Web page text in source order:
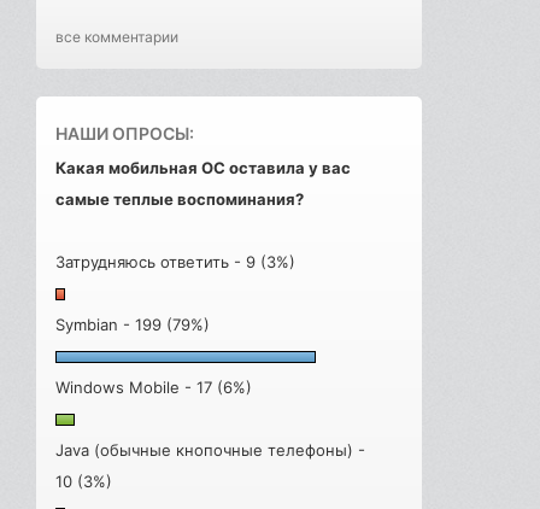
все комментарии
НАШИ ОПРОСЫ:
Какая мобильная ОС оставила у вас
самые теплые воспоминания?
Затрудняюсь ответить - 9 (3%)
Symbian - 199 (79%)
Windows Mobile - 17 (6%)
Java (обычные кнопочные телефоны) -
10 (3%)